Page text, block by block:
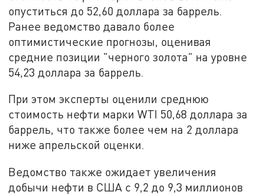
опуститься до 52,60 доллара за баррель.
Ранее ведомство давало более
оптимистические прогнозы, оценивая
средние позиции "черного золота" на уровне
54,23 доллара за баррель.
При этом эксперты оценили среднюю
стоимость нефти марки WTI 50,68 доллара за
баррель, что также более чем на 2 доллара
ниже апрельской оценки.
Ведомство также ожидает увеличения
добычи нефти в США с 9,2 до 9,3 миллионов